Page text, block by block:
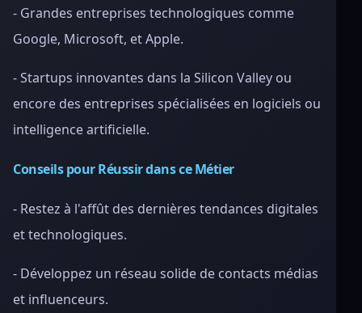
- Grandes entreprises technologiques comme
Google, Microsoft, et Apple.
- Startups innovantes dans la Silicon Valley ou
encore des entreprises spécialisées en logiciels ou
intelligence artificielle.
Conseils pour Réussir dans ce Métier
- Restez à l'affût des dernières tendances digitales
et technologiques.
- Développez un réseau solide de contacts médias
et influenceurs.